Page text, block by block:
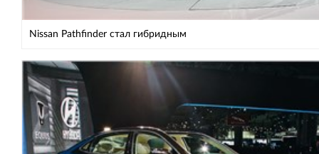
Nissan Pathfinder стал гибридным